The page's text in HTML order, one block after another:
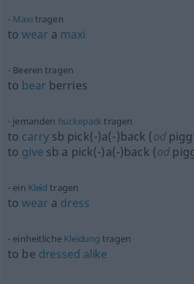
Maxi tragen
towear a maxi
Beeren tragen
to bear berries
jemanden huckepacktragen
to carrysb pick(-)a(-)back (od
to give sb a pick(-)a(-)back (od
ein Kleid tragen
towear a dress
einheitliche Kleidung tragen
to be dressed alike